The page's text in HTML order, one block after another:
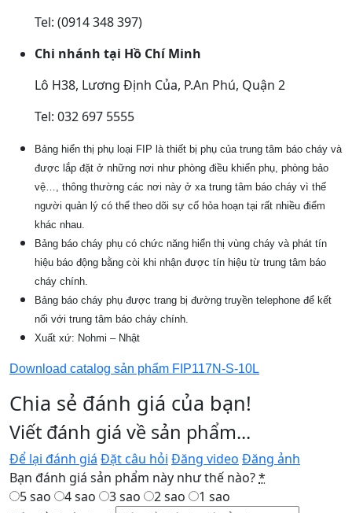
Tel: (0914 348 397)
Chi nhánh tại Hồ Chí Minh
Lô H38, Lương Định Của, P.An Phú, Quận 2
Tel: 032 697 5555
Bảng hiển thị phụ loại FIP là thiết bị phụ của trung tâm báo cháy và
được lắp đặt ở những nơi như phòng điều khiển phụ, phòng bảo
vệ…, thông thường các nơi này ở xa trung tâm báo cháy vì thế
người quản lý có thể theo dõi sự cố hỏa hoạn tại rất nhiều điểm
khác nhau.
Bảng báo cháy phụ có chức năng hiển thị vùng cháy và phát tín
hiệu báo động bằng còi khi nhận được tín hiệu từ trung tâm báo
cháy chính.
Bảng báo cháy phụ được trang bị đường truyền telephone để kết
nối với trung tâm báo cháy chính.
Xuất xứ: Nohmi – Nhật
Download catalog sản phẩm FIP117N-S-10L
Chia sẻ đánh giá của bạn!
Viết đánh giá về sản phẩm...
Để lại đánh giá Đặt câu hỏi Đăng video Đăng ảnh
Bạn đánh giá sản phẩm này như thế nào?*
5 sao
4 sao 3 sao 2 sao
1 sao